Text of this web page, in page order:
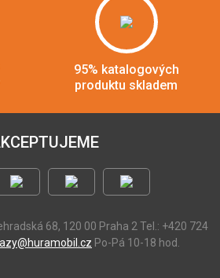
95% katalogových
produktu skladem
68, 120 00 Praha 2 Tel.: +420 724
Po-Pá 10-18 hod.